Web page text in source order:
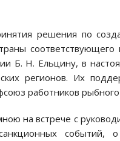
решения по
Б. Н. Ельцину, в
регионов. Их
работников
на встрече с
событий,